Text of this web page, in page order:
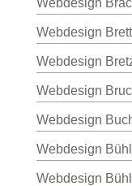
Webdesign
Webdesign
Webdesign
Webdesign
Webdesign
Webdesign Bühl
Webdesign